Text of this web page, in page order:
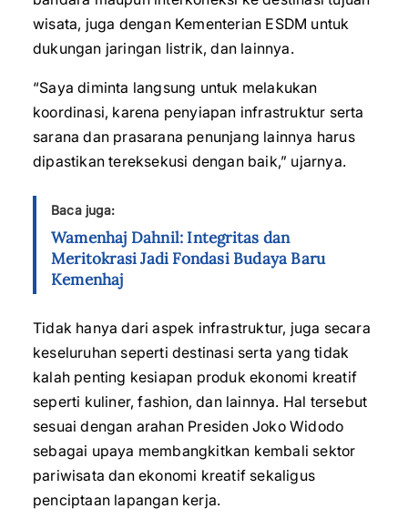
wisata, juga dengan Kementerian ESDM untuk
dukungan jaringan listrik, dan lainnya.
“Saya diminta langsung untuk melakukan
koordinasi, karena penyiapan infrastruktur serta
sarana dan prasarana penunjang lainnya harus
dipastikan tereksekusi dengan baik,” ujarnya.
Baca juga:
Wamenhaj Dahnil: Integritas dan
Meritokrasi Jadi Fondasi Budaya Baru
Kemenhaj
Tidak hanya dari aspek infrastruktur, juga secara
keseluruhan seperti destinasi serta yang tidak
kalah penting kesiapan produk ekonomi kreatif
seperti kuliner, fashion, dan lainnya. Hal tersebut
sesuai dengan arahan Presiden Joko Widodo
sebagai upaya membangkitkan kembali sektor
pariwisata dan ekonomi kreatif sekaligus
penciptaan lapangan kerja.